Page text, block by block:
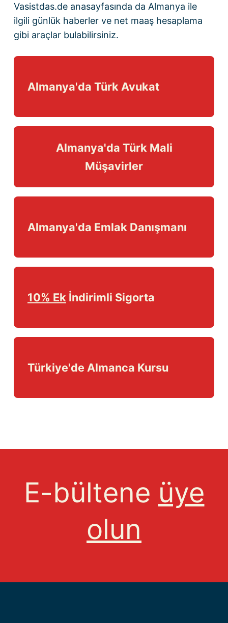
Vasistdas.de anasayfasında da Almanya ile
ilgili günlük haberler ve net maaş hesaplama
gibi araçlar bulabilirsiniz.
Almanya'da Türk Avukat
Almanya'da Türk Mali
Müşavirler
Almanya'da Emlak Danışmanı
10% Ek İndirimli Sigorta
Türkiye'de Almanca Kursu
E-bültene üye
olun